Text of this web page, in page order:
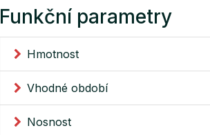
Funkční parametry
Hmotnost
Vhodné období
Nosnost